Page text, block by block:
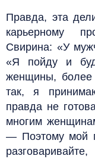
Правда, эта
карьерному
Свирина: «У
«Я пойду и
женщины, более
так, я
правда не
многим
— Поэтому мой